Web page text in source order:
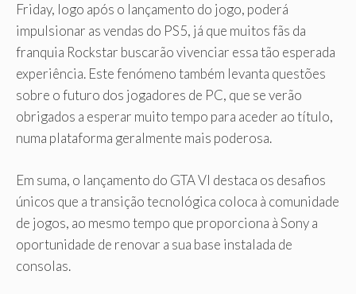
Friday, logo após o lançamento do jogo, poderá
impulsionar as vendas do PS5, já que muitos fãs da
franquia Rockstar buscarão vivenciar essa tão esperada
experiência. Este fenómeno também levanta questões
sobre o futuro dos jogadores de PC, que se verão
obrigados a esperar muito tempo para aceder ao título,
numa plataforma geralmente mais poderosa.
Em suma, o lançamento do GTA VI destaca os desafios
únicos que a transição tecnológica coloca à comunidade
de jogos, ao mesmo tempo que proporciona à Sony a
oportunidade de renovar a sua base instalada de
consolas.